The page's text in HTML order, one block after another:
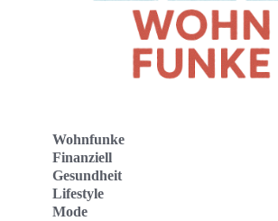
Wohnfunke
Finanziell
Gesundheit
Lifestyle
Mode